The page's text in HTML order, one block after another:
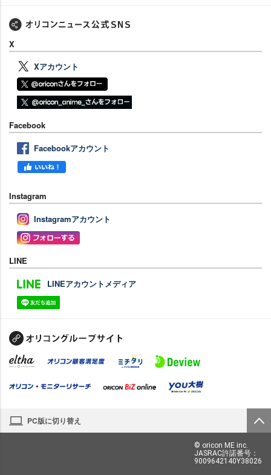
X
Xアカウント
Facebook
Facebookアカウント
Instagram
Instagramアカウント
LINE
LINEアカウントメディア
PC版に切り替え
© oricon ME inc.
JASRAC許諾番号：
9009642140Y38026